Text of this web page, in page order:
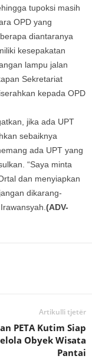
tupoksi masih
OPD yang
diantaranya
kesepakatan
lampu jalan
Sekretariat
kepada OPD
jika ada UPT
sebaiknya
ada UPT yang
“Saya minta
dan menyiapkan
dikarang-
(ADV-
Artikulli tjetër
PETA Kutim Siap
Obyek Wisata
Pantai